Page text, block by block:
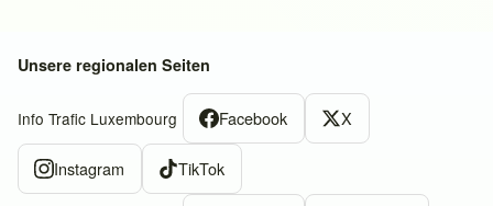
Unsere regionalen Seiten
Info Trafic Luxembourg Facebook X
Instagram TikTok